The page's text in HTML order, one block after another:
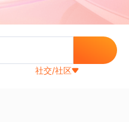
社交/社区